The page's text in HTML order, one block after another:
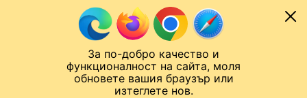
За по-добро качество и
функционалност на сайта, моля
обновете вашия браузър или
изтеглете нов.
Към съдържанието
Лига на Конференциите